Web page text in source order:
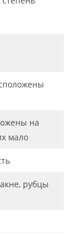
на
мало
рубцы